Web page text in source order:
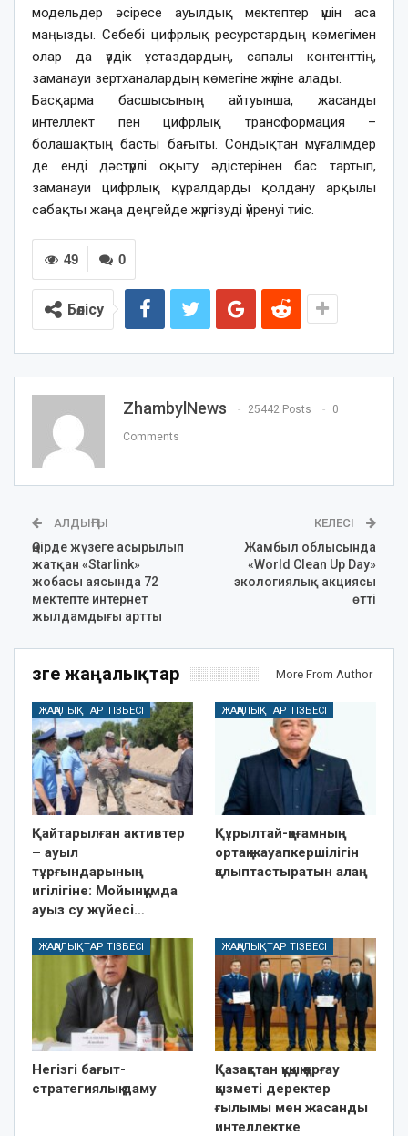
модельдер әсіресе ауылдық мектептер үшін аса
маңызды. Себебі цифрлық ресурстардың көмегімен
олар да үздік ұстаздардың, сапалы контенттің,
заманауи зертханалардың көмегіне жүгіне алады.
Басқарма басшысының айтуынша, жасанды
интеллект пен цифрлық трансформация –
болашақтың басты бағыты. Сондықтан мұғалімдер
де енді дәстүрлі оқыту әдістерінен бас тартып,
заманауи цифрлық құралдарды қолдану арқылы
сабақты жаңа деңгейде жүргізуді үйренуі тиіс.
0
49
Бөлісу
ZhambylNews 25442 Posts 0
Comments
АЛДЫҢҒЫ
Өңірде жүзеге асырылып
жатқан «Starlink»
жобасы аясында 72
мектепте интернет
жылдамдығы артты
КЕЛЕСІ
Жамбыл облысында
«World Clean Up Day»
экологиялық акциясы
өтті
Өзге жаңалықтар More From Author
ЖАҢАЛЫҚТАР ТІЗБЕСІ
Қайтарылған активтер
– ауыл
тұрғындарының
игілігіне: Мойынқұмда
ауыз су жүйесі…
ЖАҢАЛЫҚТАР ТІЗБЕСІ
Құрылтай-қоғамның
ортақ жауапкершілігін
қалыптастыратын алаң
ЖАҢАЛЫҚТАР ТІЗБЕСІ
Негізгі бағыт-
стратегиялық даму
ЖАҢАЛЫҚТАР ТІЗБЕСІ
Қазақстан құқық қорғау
қызметі деректер
ғылымы мен жасанды
интеллектке